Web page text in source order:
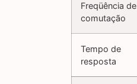
Freqüência de
comutação
Tempo de
resposta